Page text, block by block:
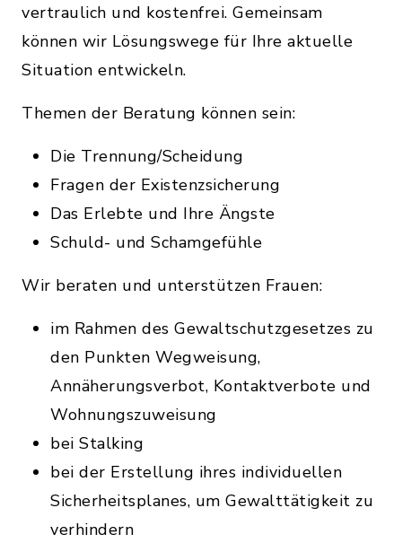
vertraulich und kostenfrei. Gemeinsam
können wir Lösungswege für Ihre aktuelle
Situation entwickeln.
Themen der Beratung können sein:
Die Trennung/Scheidung
Fragen der Existenzsicherung
Das Erlebte und Ihre Ängste
Schuld- und Schamgefühle
Wir beraten und unterstützen Frauen:
im Rahmen des Gewaltschutzgesetzes zu
den Punkten Wegweisung,
Annäherungsverbot, Kontaktverbote und
Wohnungszuweisung
bei Stalking
bei der Erstellung ihres individuellen
Sicherheitsplanes, um Gewalttätigkeit zu
verhindern